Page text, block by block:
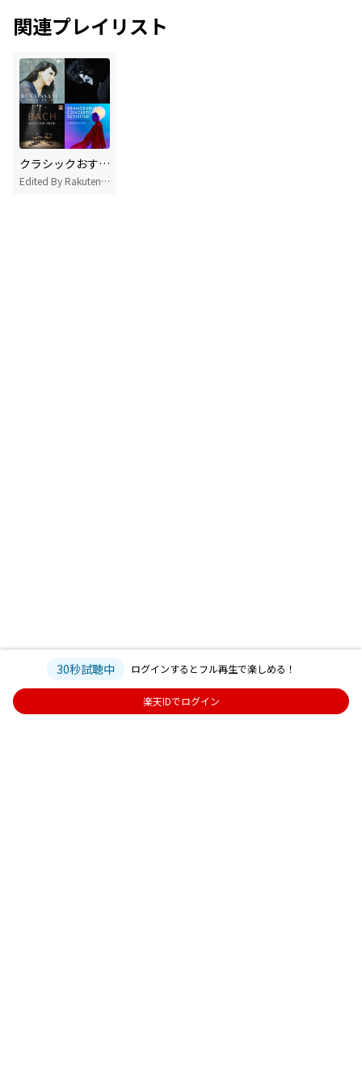
関連プレイリスト
クラシックおすすめ曲
Edited By Rakuten Music
30秒試聴中 ログインするとフル再生で楽しめる！
楽天IDでログイン